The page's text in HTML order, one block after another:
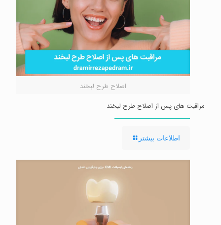
اصلاح طرح لبخند
مراقبت های پس از اصلاح طرح لبخند
اطلاعات بیشتر
پس